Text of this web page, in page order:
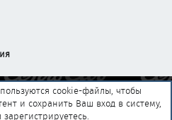
cookie-файлы, чтобы
и сохранить Ваш вход в систему,